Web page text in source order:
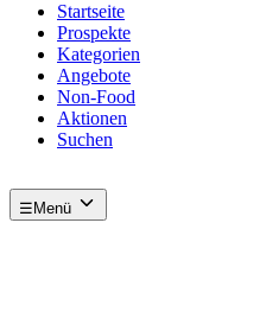
Startseite
Prospekte
Kategorien
Angebote
Non-Food
Aktionen
Suchen
☰ Menü